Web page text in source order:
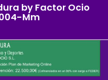
by Factor Ocio
Mm